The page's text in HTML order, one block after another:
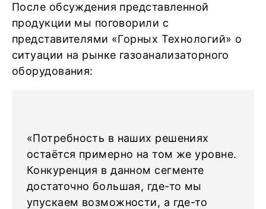
После обсуждения представленной
продукции мы поговорили с
представителями «Горных Технологий» о
ситуации на рынке газоанализаторного
оборудования:
«Потребность в наших решениях
остаётся примерно на том же уровне.
Конкуренция в данном сегменте
достаточно большая, где-то мы
упускаем возможности, а где-то